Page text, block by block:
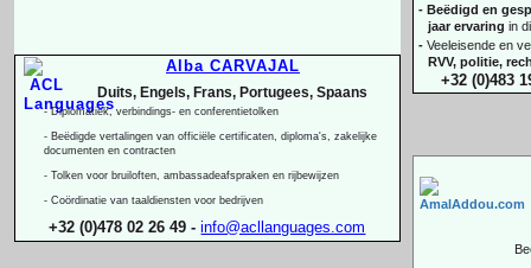
- Beëdigd en
jaar ervaring in
- Veeleisende en
RVV, politie,
+32 (0)483
Alba CARVAJAL
Duits, Engels, Frans, Portugees, Spaans
- Diplomatiek, verbindings- en conferentietolken
- Beëdigde vertalingen van officiële certificaten, diploma's, zakelijke
documenten en contracten
- Tolken voor bruiloften, ambassadeafspraken en rijbewijzen
- Coördinatie van taaldiensten voor bedrijven
+32 (0)478 02 26 49 - info@acllanguages.com